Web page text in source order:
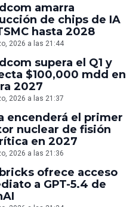
amarra
de chips de IA
hasta 2028
2026 a las 21:44
supera el Q1 y
$100,000 mdd en
2027
2026 a las 21:37
encenderá el primer
nuclear de fisión
en 2027
2026 a las 21:36
ofrece acceso
a GPT-5.4 de